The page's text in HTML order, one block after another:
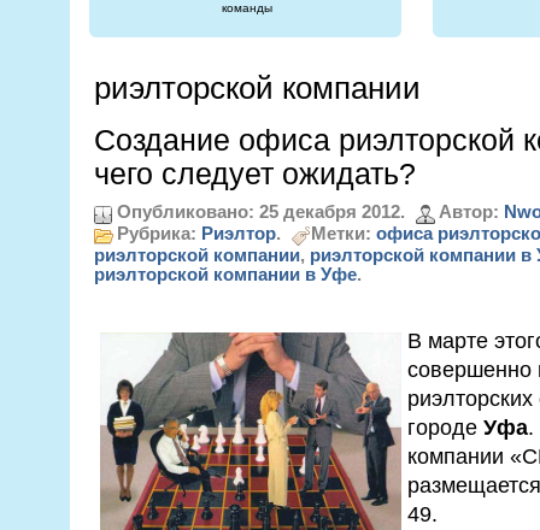
команды
риэлторской компании
Создание офиса риэлторской
чего следует ожидать?
Опубликовано: 25 декабря 2012. Автор:
Рубрика: Риэлтор. Метки: офиса
риэлторской компании, риэлторской компании в
риэлторской компании в Уфе.
В марте
совершенно
городе Уфа.
компании
49.